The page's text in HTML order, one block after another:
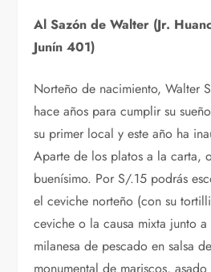
Al Sazón de Walter (Jr.
Junín 401)
Norteño de nacimiento, Walter
hace años para cumplir su
su primer local y este año ha
Aparte de los platos a la carta,
buenísimo. Por S/.15 podrás
el ceviche norteño (con su
ceviche o la causa mixta junto
milanesa de pescado en salsa
monumental de mariscos,